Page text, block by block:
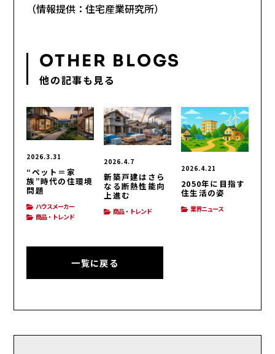
（情報提供：住宅産業研究所）
OTHER BLOGS
他の記事も見る
2026.3.31
“ペット＝家
族”時代の住環境
問題
ハウスメーカー
商品・トレンド
2026.4.7
新築戸建はさら
なる断熱性能向
上進む
商品・トレンド
2026.4.21
2050年に目指す
住生活の姿
業界ニュース
一覧に戻る